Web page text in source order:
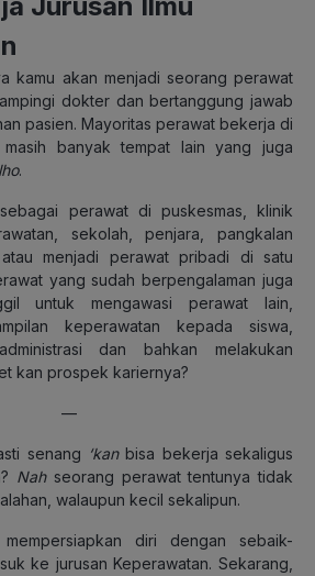
kamu akan menjadi seorang perawat
dokter dan bertanggung jawab
pasien. Mayoritas perawat bekerja di
masih banyak tempat lain yang juga
lho.
perawat di puskesmas, klinik
sekolah, penjara, pangkalan
menjadi perawat pribadi di satu
yang sudah berpengalaman juga
untuk mengawasi perawat lain,
keperawatan kepada siswa,
dan bahkan melakukan
kan prospek kariernya?
—
senang ‘kanbisa bekerja sekaligus
Nahseorang perawat tentunya tidak
walaupun kecil sekalipun.
diri dengan sebaik-
ke jurusan Keperawatan. Sekarang,